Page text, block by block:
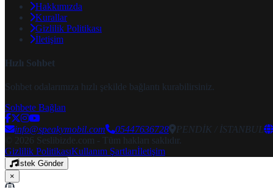
Hakkımızda
Kurallar
Gizlilik Politikası
İletişim
Hızlı Sohbet
Sohbet odalarımıza hızlı şekilde bağlantı kurabilirsiniz.
Sohbete Bağlan
info@speakymobil.com 05447636728 PENDİK / İSTANBUL
© 2026 Seslibizde.com - Tüm hakları saklıdır.
Gizlilik PolitikasıKullanım Şartlarıİletişim
İstek Gönder
×